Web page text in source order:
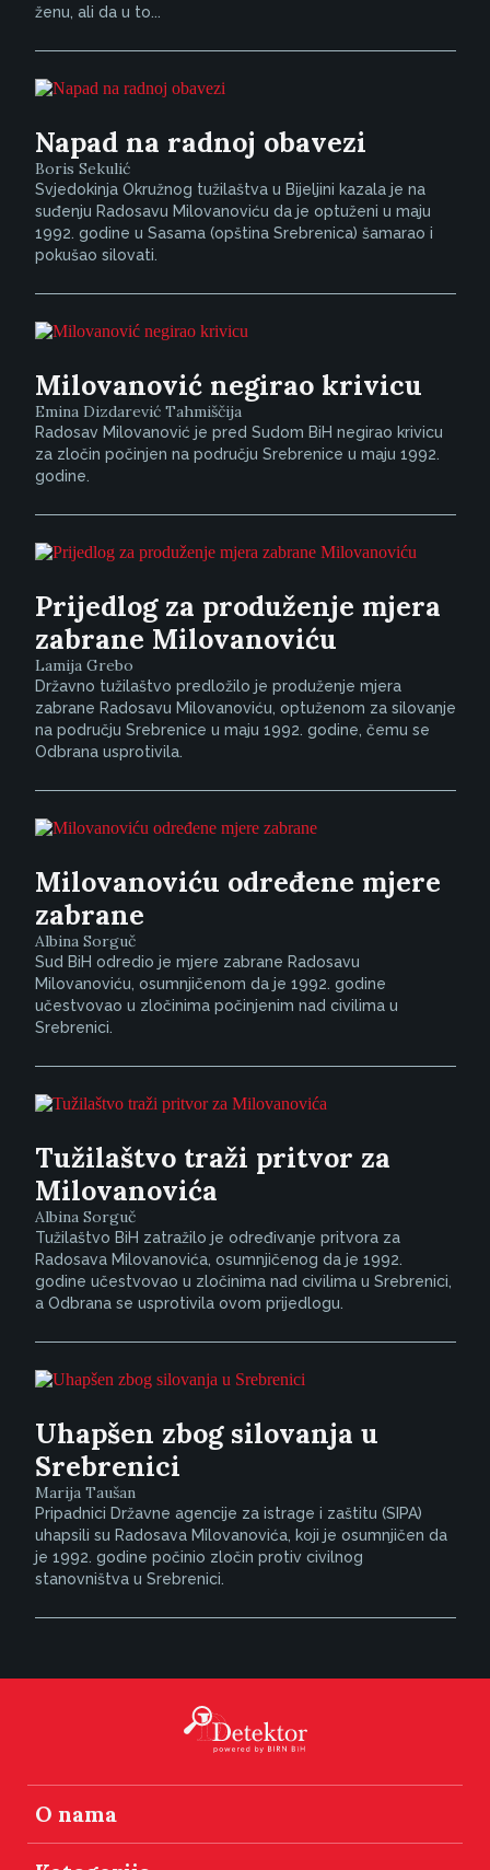
ženu, ali da u to...
Napad na radnoj obavezi
Boris Sekulić
Svjedokinja Okružnog tužilaštva u Bijeljini kazala je na
suđenju Radosavu Milovanoviću da je optuženi u maju
1992. godine u Sasama (opština Srebrenica) šamarao i
pokušao silovati.
Milovanović negirao krivicu
Emina Dizdarević Tahmiščija
Radosav Milovanović je pred Sudom BiH negirao krivicu
za zločin počinjen na području Srebrenice u maju 1992.
godine.
Prijedlog za produženje mjera
zabrane Milovanoviću
Lamija Grebo
Državno tužilaštvo predložilo je produženje mjera
zabrane Radosavu Milovanoviću, optuženom za silovanje
na području Srebrenice u maju 1992. godine, čemu se
Odbrana usprotivila.
Milovanoviću određene mjere
zabrane
Albina Sorguč
Sud BiH odredio je mjere zabrane Radosavu
Milovanoviću, osumnjičenom da je 1992. godine
učestvovao u zločinima počinjenim nad civilima u
Srebrenici.
Tužilaštvo traži pritvor za
Milovanovića
Albina Sorguč
Tužilaštvo BiH zatražilo je određivanje pritvora za
Radosava Milovanovića, osumnjičenog da je 1992.
godine učestvovao u zločinima nad civilima u Srebrenici,
a Odbrana se usprotivila ovom prijedlogu.
Uhapšen zbog silovanja u
Srebrenici
Marija Taušan
Pripadnici Državne agencije za istrage i zaštitu (SIPA)
uhapsili su Radosava Milovanovića, koji je osumnjičen da
je 1992. godine počinio zločin protiv civilnog
stanovništva u Srebrenici.
O nama